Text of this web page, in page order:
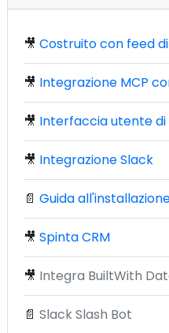
🎥 Costruito con feed
🎥 Integrazione MCP
🎥 Interfaccia utente di
🎥 Integrazione Slack
📄 Guida
🎥 Spinta CRM
🎥 Integra BuiltWith
📄 Slack Slash Bot